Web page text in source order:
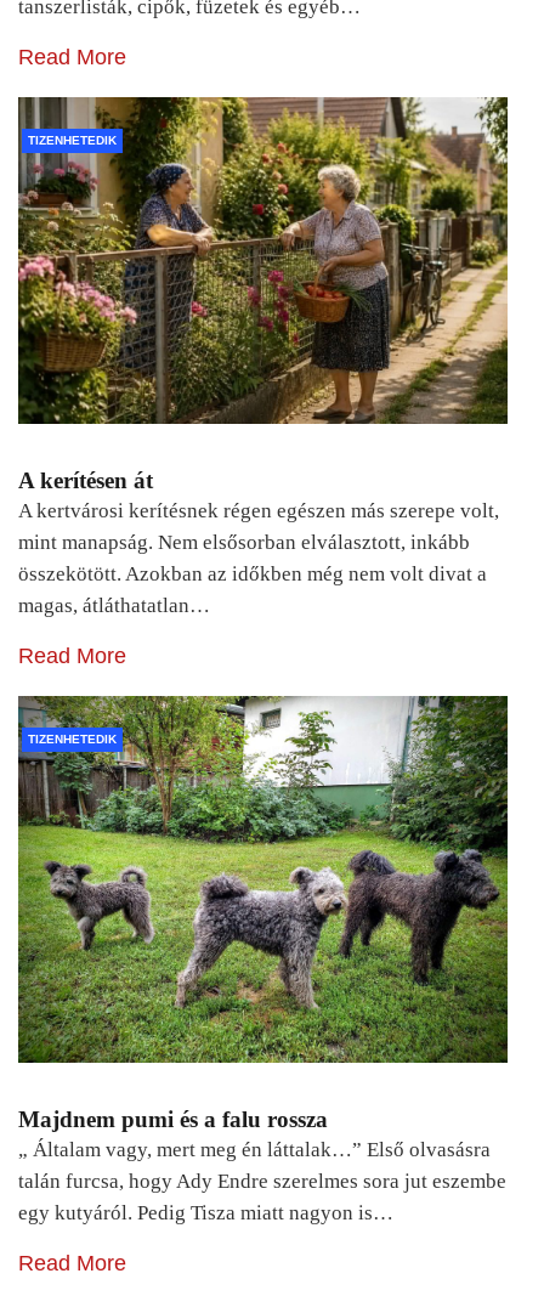
tanszerlisták, cipők, füzetek és egyéb…
Read More
TIZENHETEDIK
A kerítésen át
A kertvárosi kerítésnek régen egészen más szerepe volt,
mint manapság. Nem elsősorban elválasztott, inkább
összekötött. Azokban az időkben még nem volt divat a
magas, átláthatatlan…
Read More
TIZENHETEDIK
Majdnem pumi és a falu rossza
„ Általam vagy, mert meg én láttalak…” Első olvasásra
talán furcsa, hogy Ady Endre szerelmes sora jut eszembe
egy kutyáról. Pedig Tisza miatt nagyon is…
Read More